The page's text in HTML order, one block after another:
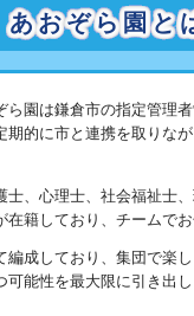
あおぞら園と
園は鎌倉市の指定管理
期的に市と連携を取りな
士、心理士、社会福祉士
在籍しており、チームで
編成しており、集団で楽
可能性を最大限に引き出